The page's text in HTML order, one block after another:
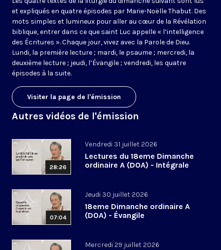
et expliqués en quatre épisodes par Marie-Noëlle Thabut. Des
mots simples et lumineux pour aller au cœur de la Révélation
biblique, entrer dans ce que saint Luc appelle « l’intelligence
des Écritures ». Chaque jour, vivez avec la Parole de Dieu.
Lundi, la première lecture ; mardi, le psaume ; mercredi, la
deuxième lecture ; jeudi, l’Évangile ; vendredi, les quatre
épisodes à la suite.
Visiter la page de l'émission
Autres vidéos de l'émission
28:26
Vendredi 31 juillet 2026
Lectures du 18eme Dimanche
ordinaire A (DOA) - Intégrale
07:04
Jeudi 30 juillet 2026
18eme Dimanche ordinaire A
(DOA) - Évangile
Mercredi 29 juillet 2026